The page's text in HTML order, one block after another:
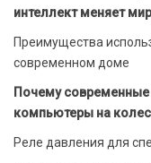
интеллект меняет
Преимущества
современном доме
Почему
компьютеры на
Реле давления для